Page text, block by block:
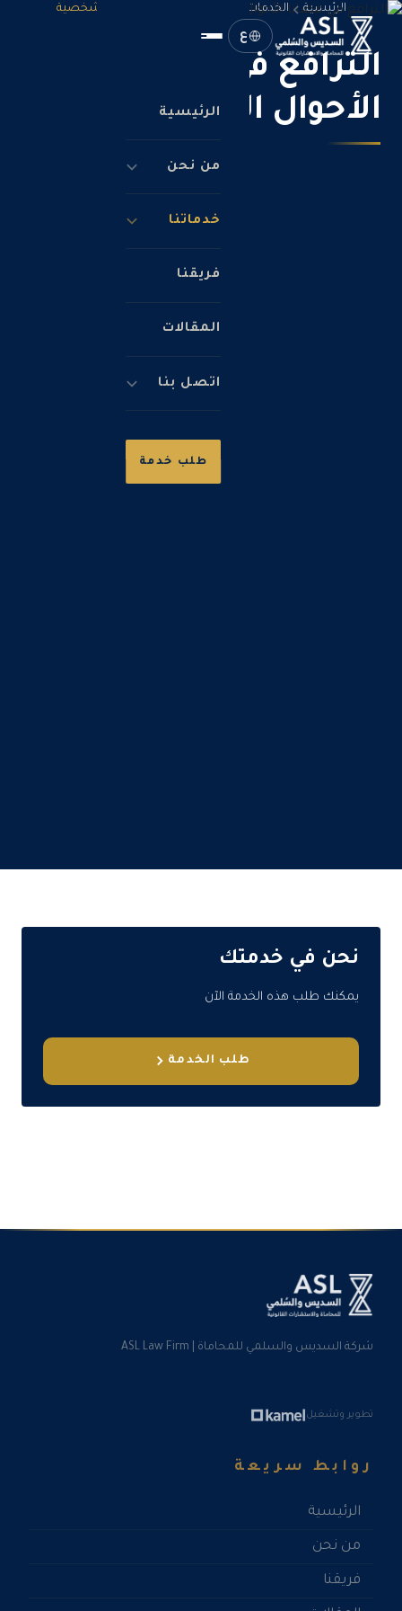
ع
الرئيسية
من نحن
خدماتنا
فريقنا
المقالات
اتصل بنا
طلب خدمة
الرئيسية الخدمات الترافع في قضايا الأحوال الشخصية
الترافع في قضايا
الأحوال الشخصية
نحن في خدمتك
يمكنك طلب هذه الخدمة الآن
طلب الخدمة
شركة السديس والسلمي للمحاماة | ASL Law Firm
تطوير وتشغيل
روابط سريعة
الرئيسية
من نحن
فريقنا